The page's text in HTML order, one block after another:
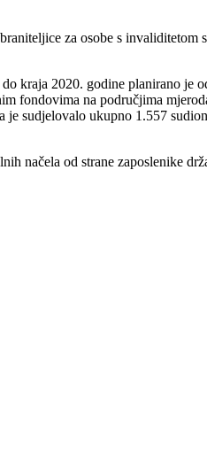
za osobe s invaliditetom
kraja 2020. godine planirano je
fondovima na područjima
je sudjelovalo ukupno 1.557
načela od strane zaposlenike